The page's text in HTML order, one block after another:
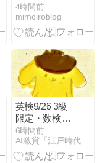
げてますこっ
と でらっく
す！とは
4時間前
mimoiroblog
英検9/26 3級
限定・数検
10・10・3級4
級 両方８・２
２締切
6時間前
AI激賞「江戸時代なら歴史に名を残す私塾」コロンビア塾